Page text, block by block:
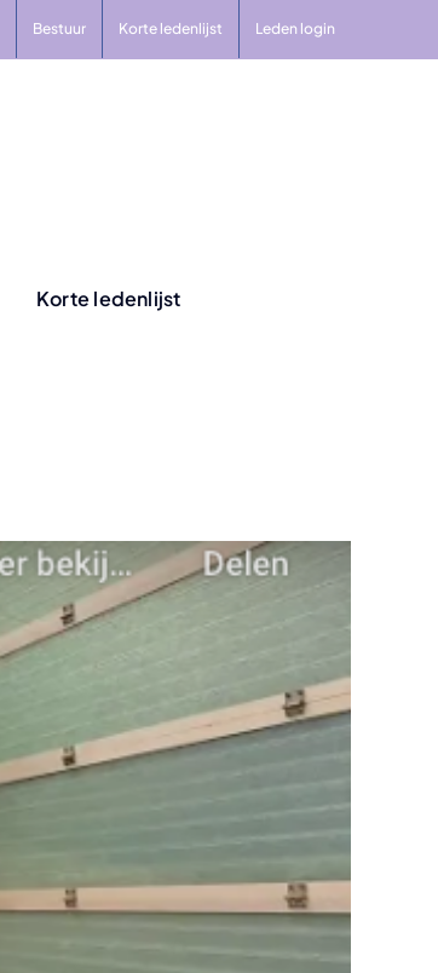
Bestuur Korte ledenlijst Leden login
Korte ledenlijst